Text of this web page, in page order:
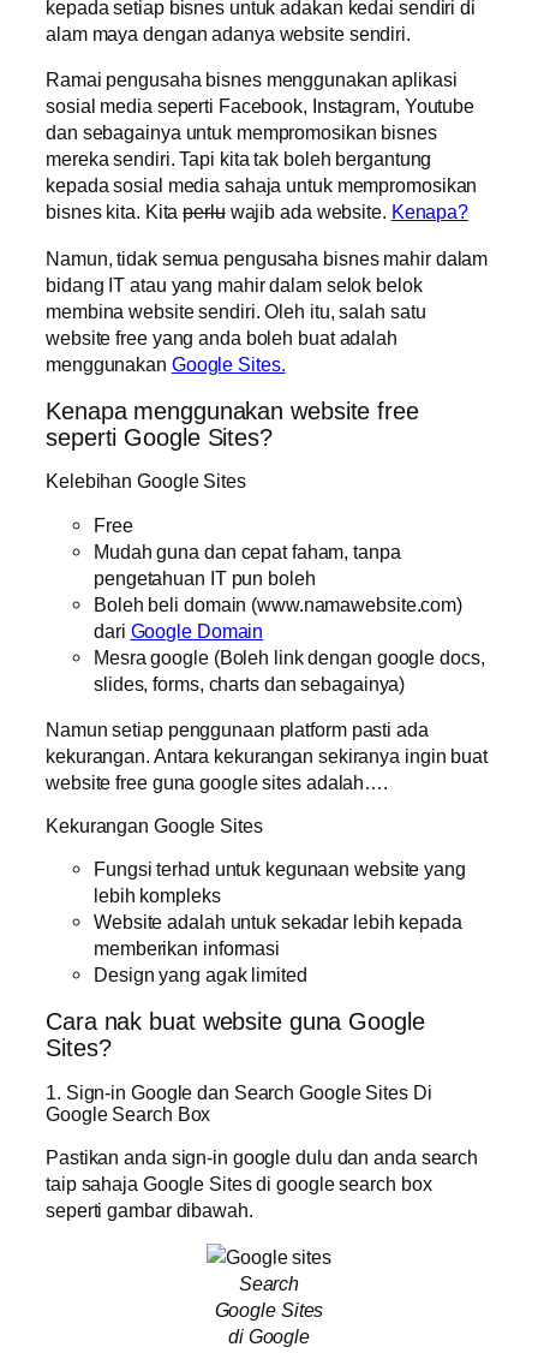
kepada setiap bisnes untuk adakan kedai sendiri di
alam maya dengan adanya website sendiri.
Ramai pengusaha bisnes menggunakan aplikasi
sosial media seperti Facebook, Instagram, Youtube
dan sebagainya untuk mempromosikan bisnes
mereka sendiri. Tapi kita tak boleh bergantung
kepada sosial media sahaja untuk mempromosikan
bisnes kita. Kitaperluwajib ada website. Kenapa?
Namun, tidak semua pengusaha bisnes mahir dalam
bidang IT atau yang mahir dalam selok belok
membina website sendiri. Oleh itu, salah satu
website free yang anda boleh buat adalah
menggunakan Google Sites.
Kenapa menggunakan website free
seperti Google Sites?
Kelebihan Google Sites
Free
Mudah guna dan cepat faham, tanpa
pengetahuan IT pun boleh
Boleh beli domain (www.namawebsite.com)
dari Google Domain
Mesra google (Boleh link dengan google docs,
slides, forms, charts dan sebagainya)
Namun setiap penggunaan platform pasti ada
kekurangan. Antara kekurangan sekiranya ingin buat
website free guna google sites adalah….
Kekurangan Google Sites
Fungsi terhad untuk kegunaan website yang
lebih kompleks
Website adalah untuk sekadar lebih kepada
memberikan informasi
Design yang agak limited
Cara nak buat website guna Google
Sites?
1. Sign-in Google dan Search Google Sites Di
Google Search Box
Pastikan anda sign-in google dulu dan anda search
taip sahaja Google Sites di google search box
seperti gambar dibawah.
Search
Google Sites
di Google